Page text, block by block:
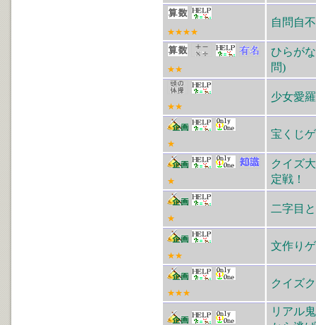
★★★★
自問自
★★
ひらが
問)
★★
少女愛
★
宝くじ
★
クイズ
定戦！
★
二字目
★★
文作り
★★★
クイズ
リアル